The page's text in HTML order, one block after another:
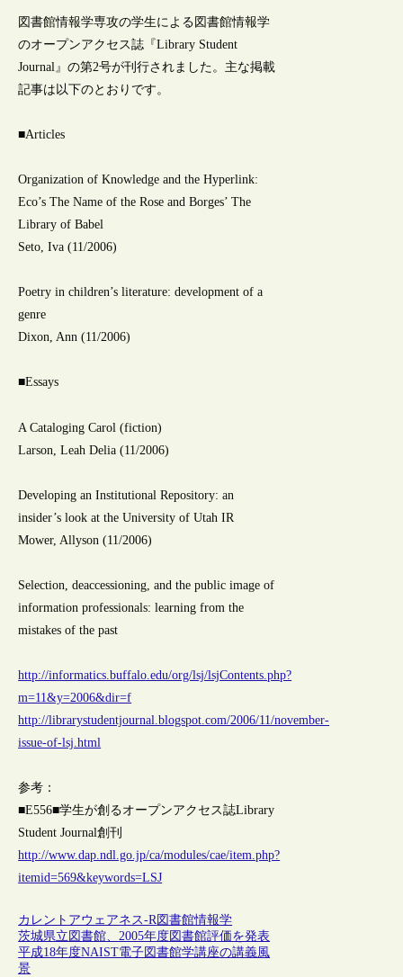
図書館情報学専攻の学生による図書館情報学
のオープンアクセス誌『Library Student
Journal』の第2号が刊行されました。主な掲載
記事は以下のとおりです。
■Articles
Organization of Knowledge and the Hyperlink:
Eco’s The Name of the Rose and Borges’ The
Library of Babel
Seto, Iva (11/2006)
Poetry in children’s literature: development of a
genre
Dixon, Ann (11/2006)
■Essays
A Cataloging Carol (fiction)
Larson, Leah Delia (11/2006)
Developing an Institutional Repository: an
insider’s look at the University of Utah IR
Mower, Allyson (11/2006)
Selection, deaccessioning, and the public image of
information professionals: learning from the
mistakes of the past
http://informatics.buffalo.edu/org/lsj/lsjContents.php?
m=11&y=2006&dir=f
http://librarystudentjournal.blogspot.com/2006/11/november-
issue-of-lsj.html
参考：
■E556■学生が創るオープンアクセス誌Library
Student Journal創刊
http://www.dap.ndl.go.jp/ca/modules/cae/item.php?
itemid=569&keywords=LSJ
カレントアウェアネス-R図書館情報学
茨城県立図書館、2005年度図書館評価を発表
平成18年度NAIST電子図書館学講座の講義風
景